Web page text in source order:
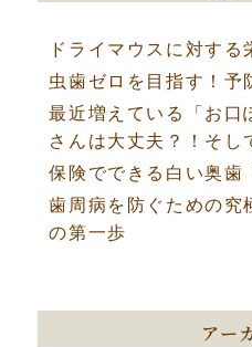
ドライマウスに対する
虫歯ゼロを目指す！予
最近増えている「お口
さんは大丈夫？！そし
保険でできる白い奥歯
歯周病を防ぐための究
の第一歩
アー